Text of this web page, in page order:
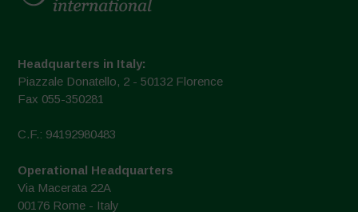
Headquarters in Italy:
Piazzale Donatello, 2 - 50132 Florence
Fax 055-350281
C.F.: 94192980483
Operational Headquarters
Via Macerata 22A
00176 Rome - Italy